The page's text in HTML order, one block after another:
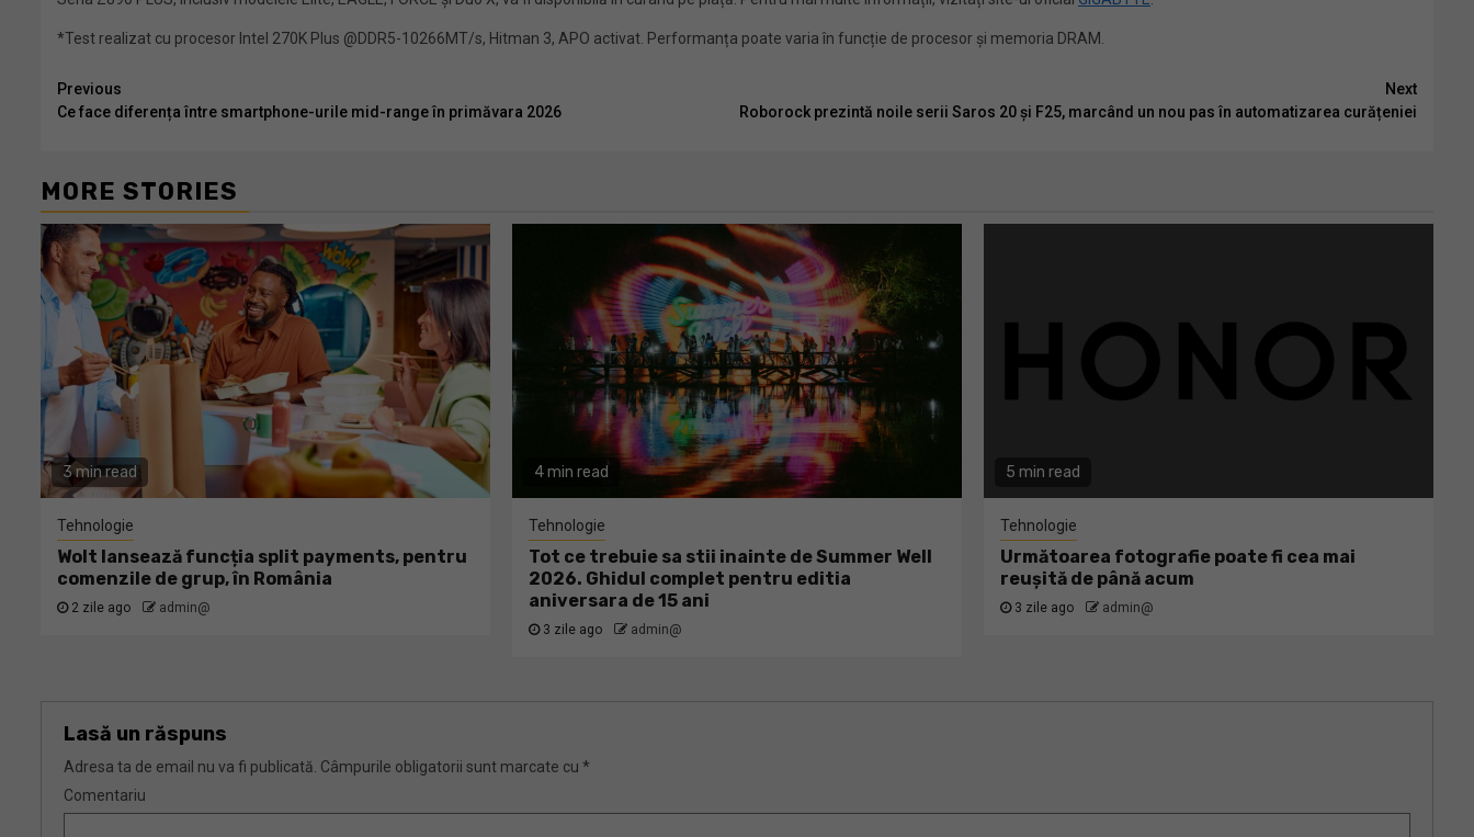
*Test realizat cu procesor Intel 270K Plus @DDR5-10266MT/s, Hitman 3, APO activat. Performanța poate varia în funcție de procesor și memoria DRAM.
Continue
Reading
Previous
Ce face diferența între smartphone-urile mid-range în primăvara 2026
Next
Roborock prezintă noile serii Saros 20 și F25, marcând un nou pas în automatizarea curățeniei
MORE STORIES
3 min read
Tehnologie
Wolt lansează funcția split payments, pentru
comenzile de grup, în România
2 zile ago admin@
4 min read
Tehnologie
Tot ce trebuie sa stii inainte de Summer Well
2026. Ghidul complet pentru editia
aniversara de 15 ani
3 zile ago admin@
5 min read
Tehnologie
Următoarea fotografie poate fi cea mai
reușită de până acum
3 zile ago admin@
Lasă un răspuns
Adresa ta de email nu va fi publicată. Câmpurile obligatorii sunt marcate cu *
Comentariu